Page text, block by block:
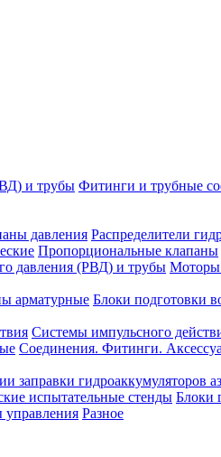
и трубы Фитинги и трубные
давления Распределители
Пропорциональные клапаны
давления (РВД) и трубы Моторы
арматурные Блоки подготовки
Системы импульсного
Соединения. Фитинги.
заправки гидроаккумуляторов
испытательные стенды Блоки
управления Разное